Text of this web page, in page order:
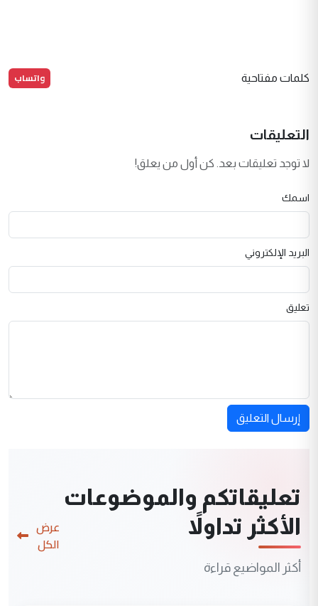
كلمات مفتاحية واتساب
التعليقات
لا توجد تعليقات بعد. كن أول من يعلق!
اسمك
البريد الإلكتروني
تعليق
إرسال التعليق
تعليقاتكم والموضوعات
الأكثر تداولاً
أكثر المواضيع قراءة
عرض
الكل